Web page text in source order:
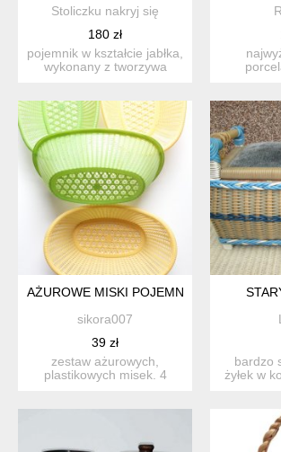
Stoliczku nakryj się
180 zł
pojemnik w kształcie jabłka,
wykonany z tworzywa
AŻUROWE MISKI POJEMNIKI
sikora007
39 zł
zestaw ażurowych,
plastikowych misek. 4
bardzo
żyłek w